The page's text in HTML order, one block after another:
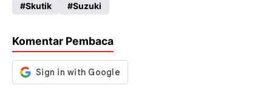
o
k
A
p
a
n
er
Skutik
Suzuki
Komentar Pembaca